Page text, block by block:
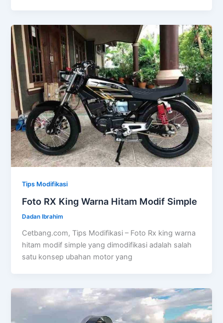
Tips Modifikasi
Foto RX King Warna Hitam Modif Simple
Dadan Ibrahim
Cetbang.com, Tips Modifikasi – Foto Rx king warna
hitam modif simple yang dimodifikasi adalah salah
satu konsep ubahan motor yang